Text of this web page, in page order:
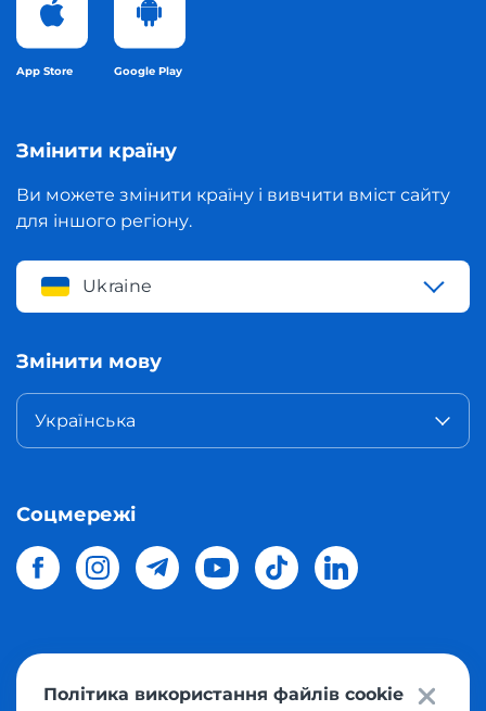
App Store Google Play
Змінити країну
Ви можете змінити країну і вивчити вміст сайту
для іншого регіону.
Ukraine
Змінити мову
Українська
Соцмережі
магазинів світу в Україну.Всі права захищені
Політика використання файлів cookie